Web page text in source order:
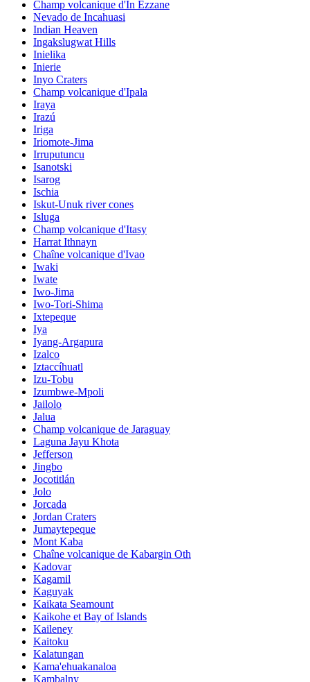
Champ volcanique d'In Ezzane
Nevado de Incahuasi
Indian Heaven
Ingakslugwat Hills
Inielika
Inierie
Inyo Craters
Champ volcanique d'Ipala
Iraya
Irazú
Iriga
Iriomote-Jima
Irruputuncu
Isanotski
Isarog
Ischia
Iskut-Unuk river cones
Isluga
Champ volcanique d'Itasy
Harrat Ithnayn
Chaîne volcanique d'Ivao
Iwaki
Iwate
Iwo-Jima
Iwo-Tori-Shima
Ixtepeque
Iya
Iyang-Argapura
Izalco
Iztaccíhuatl
Izu-Tobu
Izumbwe-Mpoli
Jailolo
Jalua
Champ volcanique de Jaraguay
Laguna Jayu Khota
Jefferson
Jingbo
Jocotitlán
Jolo
Jorcada
Jordan Craters
Jumaytepeque
Mont Kaba
Chaîne volcanique de Kabargin Oth
Kadovar
Kagamil
Kaguyak
Kaikata Seamount
Kaikohe et Bay of Islands
Kaileney
Kaitoku
Kalatungan
Kama'ehuakanaloa
Kambalny